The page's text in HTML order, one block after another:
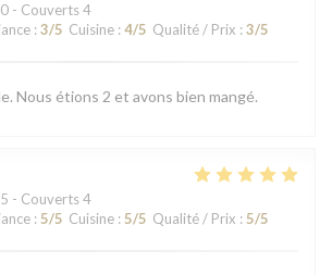
- Couverts 4
: 3/5 Cuisine : 4/5 Qualité / Prix : 3/5
Nous étions 2 et avons bien mangé.
- Couverts 4
: 5/5 Cuisine : 5/5 Qualité / Prix : 5/5